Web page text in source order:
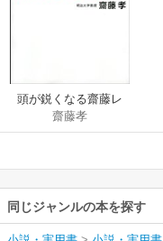
頭が鋭くなる齋藤レ
ッスン
齋藤孝
同じジャンルの本を探す